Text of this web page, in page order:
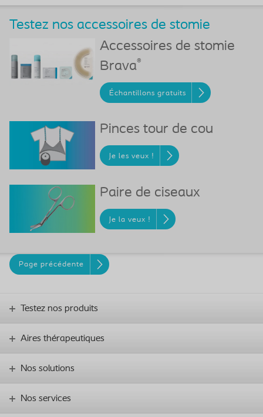
Testez nos accessoires de stomie
Accessoires de stomie
Brava®
Échantillons gratuits
Pinces tour de cou
Je les veux !
Paire de ciseaux
Je la veux !
Page précédente
Testez nos produits
Aires thérapeutiques
Nos solutions
Nos services